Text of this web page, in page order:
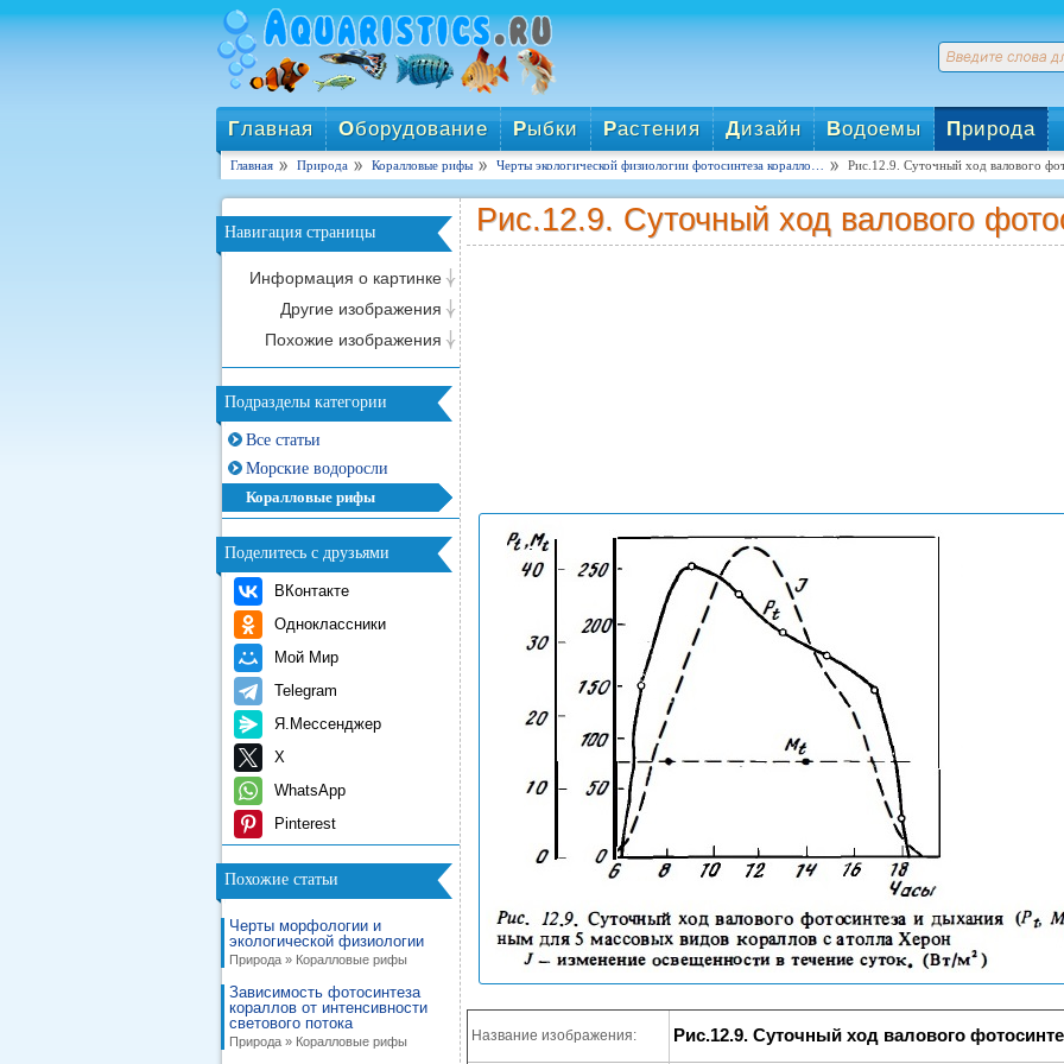
Главная Оборудование Рыбки Растения Дизайн Водоемы Природа
Главная Природа Коралловые рифы Черты экологической физиологии фотосинтеза коралло… Рис.12.9. Суточный ход валового
Навигация страницы
Информация о картинке
Другие изображения
Похожие изображения
Подразделы категории
Все статьи
Морские водоросли
Коралловые рифы
Поделитесь с друзьями
ВКонтакте
Одноклассники
Мой Мир
Telegram
Я.Мессенджер
X
WhatsApp
Pinterest
Похожие статьи
Черты морфологии и
экологической физиологии
Природа » Коралловые рифы
Зависимость фотосинтеза
кораллов от интенсивности
светового потока
Природа » Коралловые рифы
Рис.12.9. Суточный ход валового
Название изображения: Рис.12.9. Суточный ход валового